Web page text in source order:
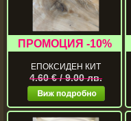
ЕПОКСИДЕН КИТ
4.60 € / 9.00 лв.